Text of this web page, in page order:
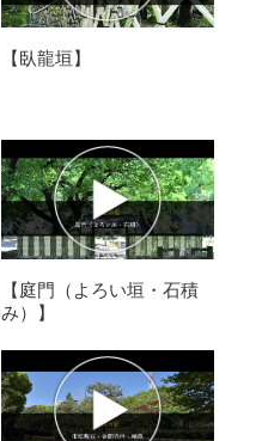
【臥龍垣】
【庭門（よろい垣・石積
み）】